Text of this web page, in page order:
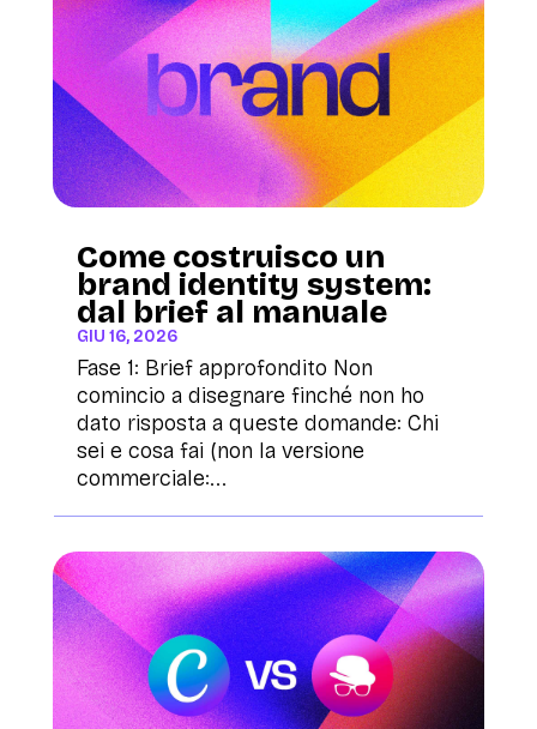
Come costruisco un
brand identity system:
dal brief al manuale
GIU 16, 2026
Fase 1: Brief approfondito Non
comincio a disegnare finché non ho
dato risposta a queste domande: Chi
sei e cosa fai (non la versione
commerciale:...